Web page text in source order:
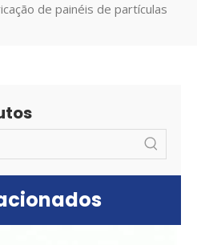
de painéis de partículas